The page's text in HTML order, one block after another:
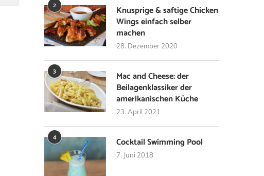
2
Knusprige & saftige Chicken
Wings einfach selber
machen
28. Dezember 2020
3
Mac and Cheese: der
Beilagenklassiker der
amerikanischen Küche
23. April 2021
4 Cocktail Swimming Pool
7. Juni 2018